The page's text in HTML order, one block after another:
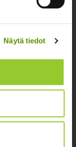
Näytä tiedot